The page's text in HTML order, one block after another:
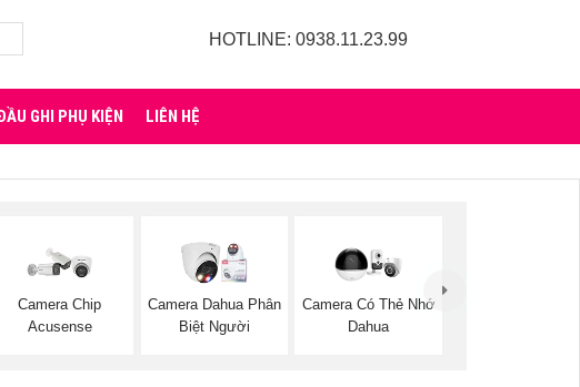
HOTLINE: 0938.11.23.99
GHI PHỤ KIỆN LIÊN HỆ
Camera Chip
Acusense
Camera Dahua Phân
Biệt Người
Camera Có Thẻ Nhớ
Dahua